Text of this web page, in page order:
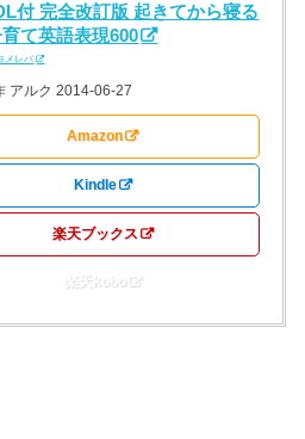
付 完全改訂版 起きてから寝る
育て英語表現600
メレバ
アルク 2014-06-27
Amazon
Kindle
楽天ブックス
楽天kobo